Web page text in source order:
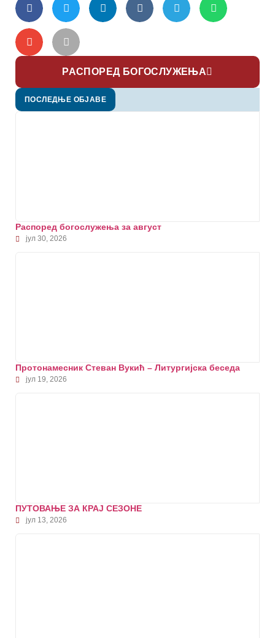
РАСПОРЕД БОГОСЛУЖЕЊА
ПОСЛЕДЊЕ ОБЈАВЕ
Распоред богослужења за август
јул 30, 2026
Протонамесник Стеван Вукић – Литургијска беседа
јул 19, 2026
ПУТОВАЊЕ ЗА КРАЈ СЕЗОНЕ
јул 13, 2026